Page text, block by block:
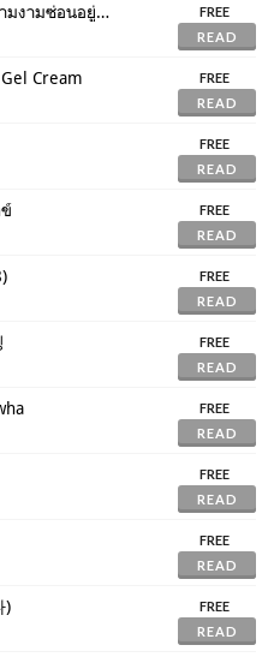
The Beauty Inside เพราะ ความงามซ่อนอยู่ภายใน
FREE
READ
Cream
FREE
READ
FREE
READ
FREE
READ
FREE
READ
FREE
READ
FREE
READ
FREE
READ
FREE
READ
)
FREE
READ